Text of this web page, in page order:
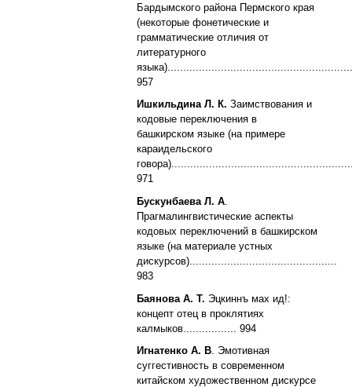
Бардымского района Пермского края
(некоторые фонетические и
грамматические отличия от
литературного
957
Ишкильдина Л. К. Заимствования и
кодовые переключения в
башкирском языке (на примере
караидельского
971
Бускунбаева Л. А.
Прагмалингвистические аспекты
кодовых переключений в башкирском
языке (на материале устных
дискурсов)...............................................
983
Баянова А. Т. Эцкиннъ мах ид!:
концепт отец в проклятиях
калмыков................. 994
Игнатенко А. В. Эмотивная
суггестивность в современном
китайском художественном дискурсе